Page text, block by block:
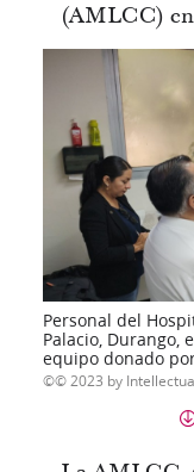
(AMLCC)
Personal del
Palacio, Durango,
equipo donado
© 2023 by